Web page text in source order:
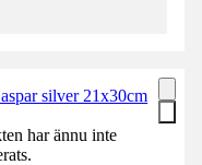
silver 21x30cm
har ännu inte